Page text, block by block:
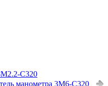
С320
манометра 3М6-С320